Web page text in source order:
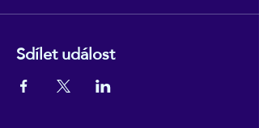
Sdílet událost